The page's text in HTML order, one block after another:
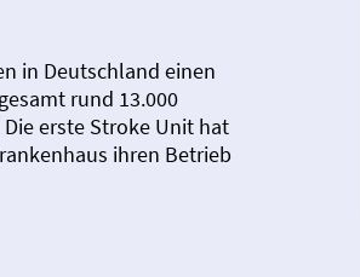
in Deutschland einen
rund 13.000
erste Stroke Unit hat
ihren Betrieb